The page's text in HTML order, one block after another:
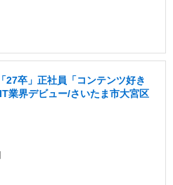
27卒」正社員「コンテンツ好き
業界デビュー/さいたま市大宮区